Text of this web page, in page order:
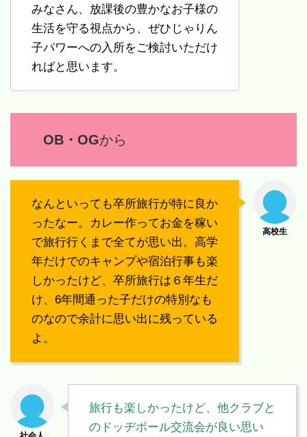
みなさん、放課後の豊かなお子様の
生活を守る視点から、ぜひじゃりん
子パワーへの入所をご検討いただけ
ればと思います。
OB・OGから
なんといっても卒所旅行が特に良か
ったなー。カレー作ってお金を稼い
で旅行行くまで全てが思い出。高学
年だけでのキャンプや宿泊行事も楽
しかったけど、卒所旅行は６年生だ
け、6年間通った子だけの特別なも
のなので余計に思い出に残っている
よ。
旅行も楽しかったけど、他クラブと
のドッヂボール交流会が良い思い